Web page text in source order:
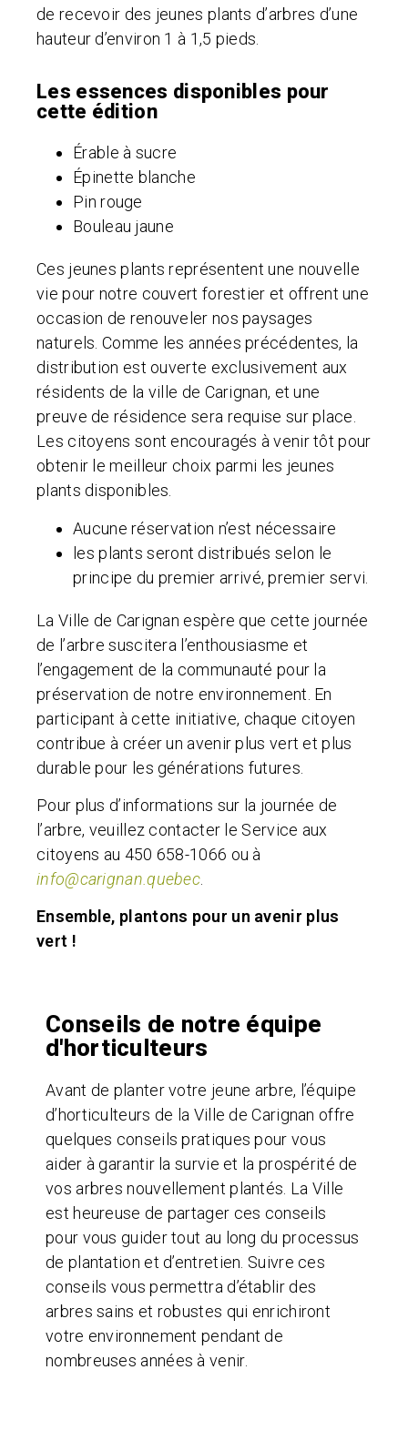
de recevoir des jeunes plants d’arbres d’une
hauteur d’environ 1 à 1,5 pieds.
Les essences disponibles pour
cette édition
Érable à sucre
Épinette blanche
Pin rouge
Bouleau jaune
Ces jeunes plants représentent une nouvelle
vie pour notre couvert forestier et offrent une
occasion de renouveler nos paysages
naturels. Comme les années précédentes, la
distribution est ouverte exclusivement aux
résidents de la ville de Carignan, et une
preuve de résidence sera requise sur place.
Les citoyens sont encouragés à venir tôt pour
obtenir le meilleur choix parmi les jeunes
plants disponibles.
Aucune réservation n’est nécessaire
les plants seront distribués selon le
principe du premier arrivé, premier servi.
La Ville de Carignan espère que cette journée
de l’arbre suscitera l’enthousiasme et
l’engagement de la communauté pour la
préservation de notre environnement. En
participant à cette initiative, chaque citoyen
contribue à créer un avenir plus vert et plus
durable pour les générations futures.
Pour plus d’informations sur la journée de
l’arbre, veuillez contacter le Service aux
citoyens au 450 658-1066 ou à
info@carignan.quebec
Ensemble, plantons pour un avenir plus
vert !
Conseils de notre équipe
d'horticulteurs
Avant de planter votre jeune arbre, l’équipe
d’horticulteurs de la Ville de Carignan offre
quelques conseils pratiques pour vous
aider à garantir la survie et la prospérité de
vos arbres nouvellement plantés. La Ville
est heureuse de partager ces conseils
pour vous guider tout au long du processus
de plantation et d’entretien. Suivre ces
conseils vous permettra d’établir des
arbres sains et robustes qui enrichiront
votre environnement pendant de
nombreuses années à venir.